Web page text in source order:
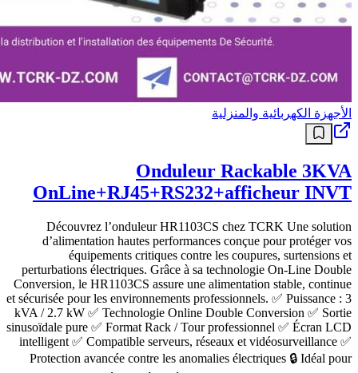
الأجهزة الكهربائية والمنزلية
Onduleur Rackable 3KVA
OnLine+RJ45+RS232+afficheur INVT
Découvrez l’onduleur HR1103CS chez TCRK Une solution
d’alimentation hautes performances conçue pour protéger vos
équipements critiques contre les coupures, surtensions et
perturbations électriques. Grâce à sa technologie On-Line Double
Conversion, le HR1103CS assure une alimentation stable, continue
et sécurisée pour les environnements professionnels. ✅ Puissance : 3
kVA / 2.7 kW ✅ Technologie Online Double Conversion ✅ Sortie
sinusoïdale pure ✅ Format Rack / Tour professionnel ✅ Écran LCD
intelligent ✅ Compatible serveurs, réseaux et vidéosurveillance ✅
Protection avancée contre les anomalies électriques 🔒 Idéal pour